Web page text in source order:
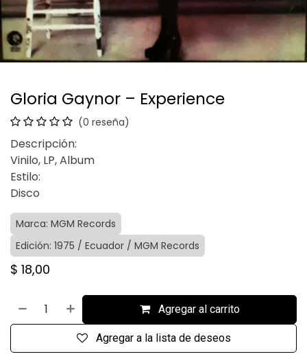
Gloria Gaynor – Experience
(0 reseña)
Descripción:
Vinilo, LP, Album
Estilo:
Disco
Marca: MGM Records
Edición: 1975 / Ecuador / MGM Records
$ 18,00
Agregar al carrito
Agregar a la lista de deseos